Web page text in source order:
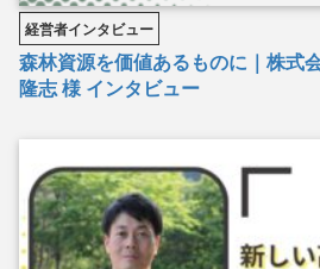
経営者インタビュー
森林資源を価値あるものに｜株式
隆志 様 インタビュー